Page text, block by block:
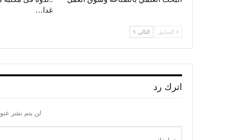
غدا…
السابق التالي
اترك رد
لن يتم نشر